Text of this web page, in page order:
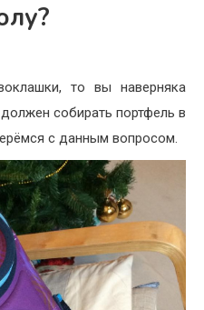
то вы наверняка
собирать портфель в
с данным вопросом.